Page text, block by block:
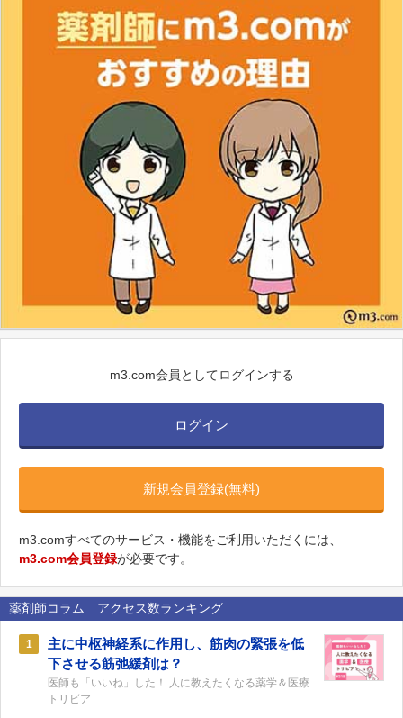
m3.com会員としてログインする
ログイン
新規会員登録(無料)
m3.comすべてのサービス・機能をご利用いただくには、
m3.com会員登録が必要です。
薬剤師コラム アクセス数ランキング
1
主に中枢神経系に作用し、筋肉の緊張を低
下させる筋弛緩剤は？
医師も「いいね」した！ 人に教えたくなる薬学＆医療
トリビア